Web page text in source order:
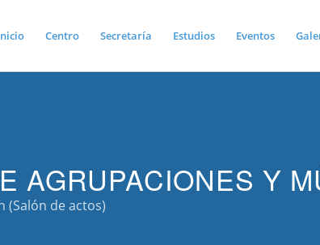
Centro Secretaría Estudios Eventos
AGRUPACIONES Y
(Salón de actos)